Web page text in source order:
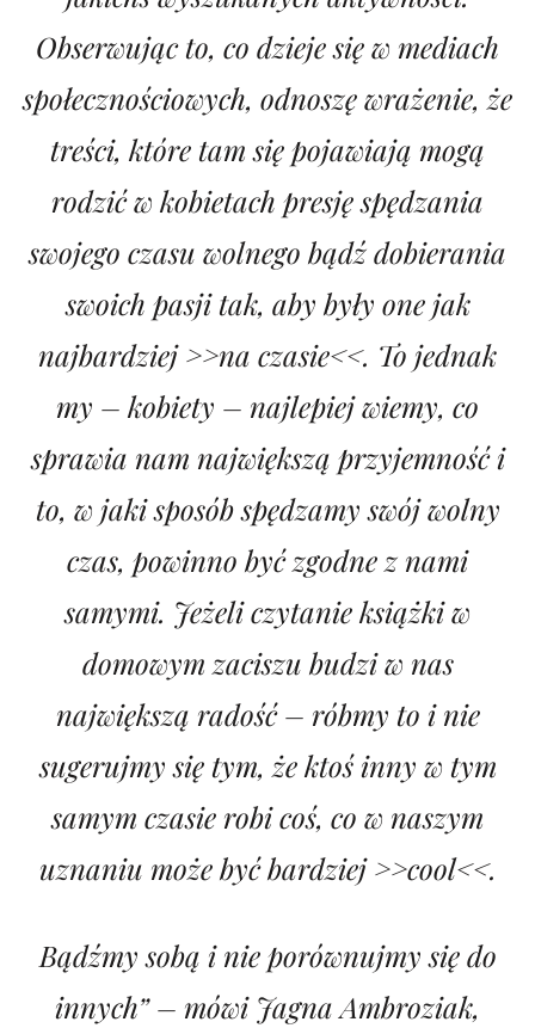
Obserwując to, co dzieje się w mediach
społecznościowych, odnoszę wrażenie, że
treści, które tam się pojawiają mogą
rodzić w kobietach presję spędzania
swojego czasu wolnego bądź dobierania
swoich pasji tak, aby były one jak
najbardziej >>na czasie<<. To jednak
my – kobiety – najlepiej wiemy, co
sprawia nam największą przyjemność i
to, w jaki sposób spędzamy swój wolny
czas, powinno być zgodne z nami
samymi. Jeżeli czytanie książki w
domowym zaciszu budzi w nas
największą radość – róbmy to i nie
sugerujmy się tym, że ktoś inny w tym
samym czasie robi coś, co w naszym
uznaniu może być bardziej >>cool<<.
Bądźmy sobą i nie porównujmy się do
innych” – mówi Jagna Ambroziak,